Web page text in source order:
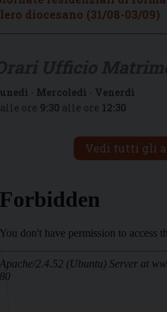
diocesano (31/08-03/09)
- Mercoledì - Venerdì
ore 9:30 alle ore 12:30
Vedi tutti gli